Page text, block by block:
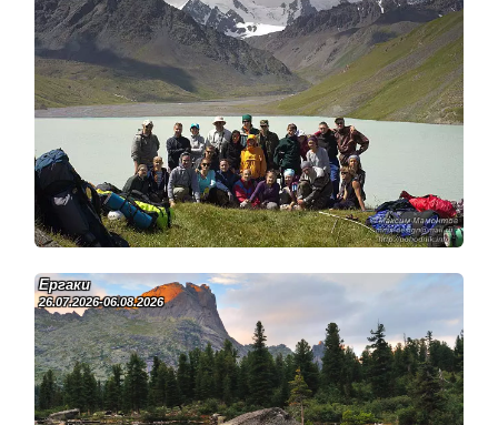
Ергаки
26.07.2026-06.08.2026